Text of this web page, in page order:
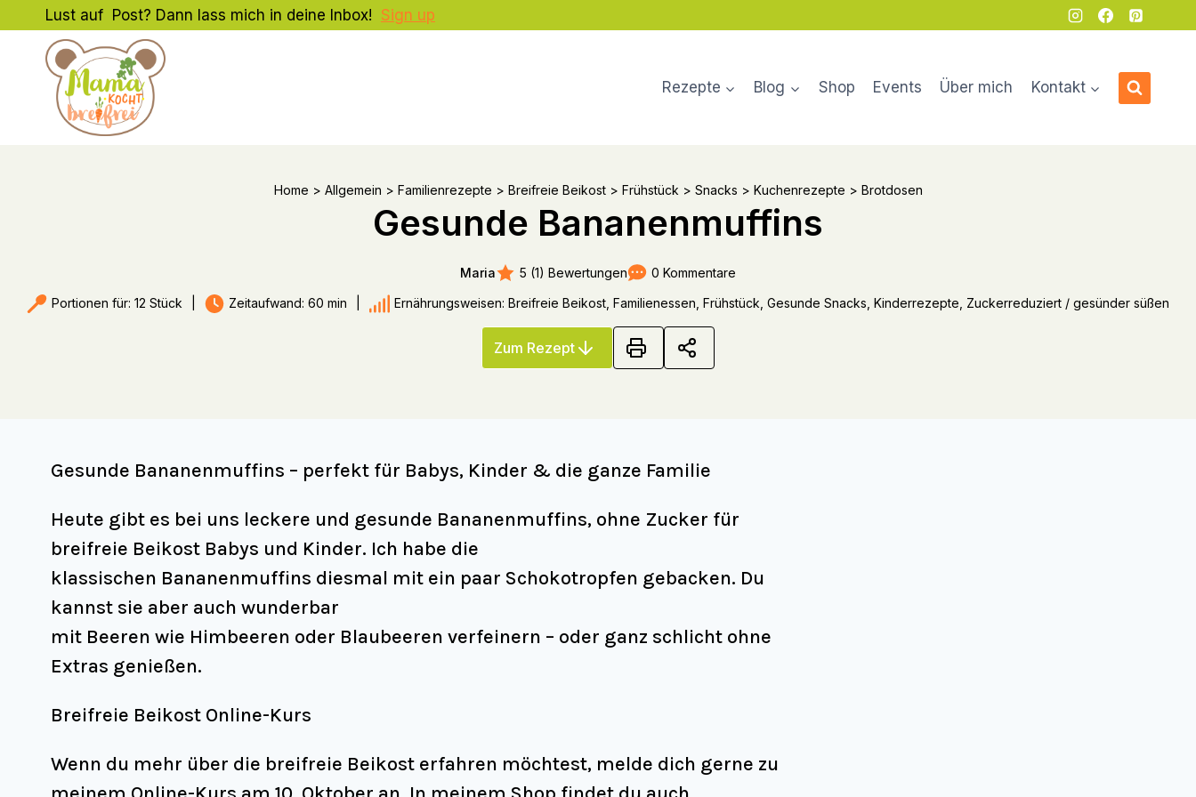
Inhalt
springen
Lust auf Post? Dann lass mich in deine Inbox! Sign up
Rezepte Blog Shop Events Über mich Kontakt
Home > Allgemein > Familienrezepte > Breifreie Beikost> Frühstück > Snacks > Kuchenrezepte > Brotdosen
Gesunde Bananenmuffins
Maria 5 (1) Bewertungen 0 Kommentare
Portionen für: 12 Stück Zeitaufwand: 60 min Ernährungsweisen: Breifreie Beikost, Familienessen, Frühstück, Gesunde Snacks, Kinderrezepte, Zuckerreduziert / gesünder süßen
Zum Rezept
Gesunde Bananenmuffins – perfekt für Babys, Kinder & die ganze Familie
Heute gibt es bei uns leckere und gesunde Bananenmuffins, ohne Zucker für
breifreie Beikost Babys und Kinder. Ich habe die
klassischen Bananenmuffins diesmal mit ein paar Schokotropfen gebacken. Du
kannst sie aber auch wunderbar
mit Beeren wie Himbeeren oder Blaubeeren verfeinern – oder ganz schlicht ohne
Extras genießen.
Breifreie Beikost Online-Kurs
Wenn du mehr über die breifreie Beikost erfahren möchtest, melde dich gerne zu